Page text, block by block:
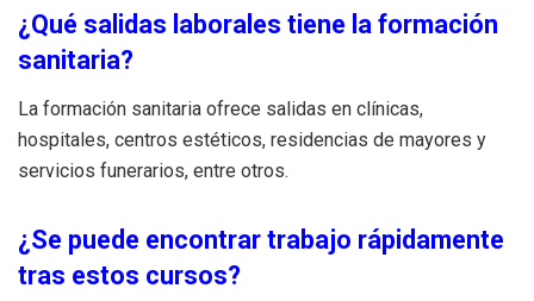
¿Qué salidas laborales tiene la formación
sanitaria?
La formación sanitaria ofrece salidas en clínicas,
hospitales, centros estéticos, residencias de mayores y
servicios funerarios, entre otros.
¿Se puede encontrar trabajo rápidamente
tras estos cursos?